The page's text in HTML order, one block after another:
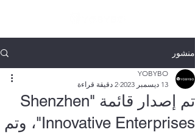
منشور
تم إصدار قائمة "Shenzhen
Innovative Enterprises"، وتم
YOBYBO
13 ديسمبر 2023
2 دقيقة قراءة